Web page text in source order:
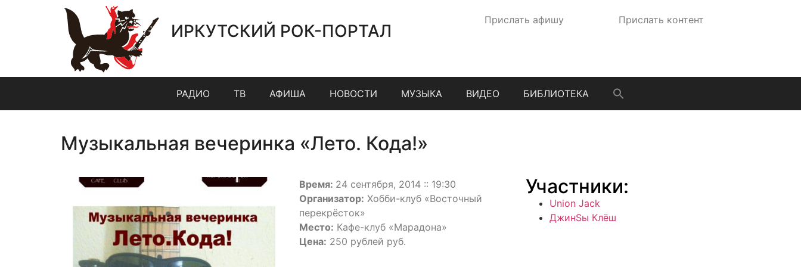
ИРКУТСКИЙ РОК-ПОРТАЛ
Прислать афишу Прислать контент
РАДИО ТВ АФИША НОВОСТИ МУЗЫКА ВИДЕО БИБЛИОТЕКА
Музыкальная вечеринка «Лето. Кода!»
Время: 24 сентября, 2014 :: 19:30
Организатор: Хобби-клуб «Восточный
перекрёсток»
Место: Кафе-клуб «Марадона»
Цена: 250 рублей руб.
Участники:
Union Jack
ДжинSы Клёш